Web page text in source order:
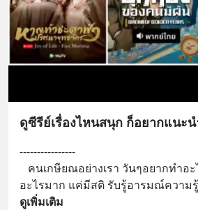
ดูซีรีย์เรื่องไหนสนุก ก็อยากแนะ
----------------
อะไรมาก แค่มีสติ รับรู้อารมณ์ความ
ดูเพิ่มเติม